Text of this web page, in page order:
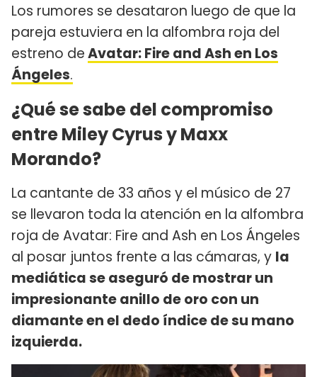
Los rumores se desataron luego de que la
pareja estuviera en la alfombra roja del
estreno deAvatar: Fire and Ash en Los
Ángeles.
¿Qué se sabe del compromiso
entre Miley Cyrus y Maxx
Morando?
La cantante de 33 años y el músico de 27
se llevaron toda la atención en la alfombra
roja de Avatar: Fire and Ash en Los Ángeles
al posar juntos frente a las cámaras, y la
mediática se aseguró de mostrar un
impresionante anillo de oro con un
diamante en el dedo índice de su mano
izquierda.